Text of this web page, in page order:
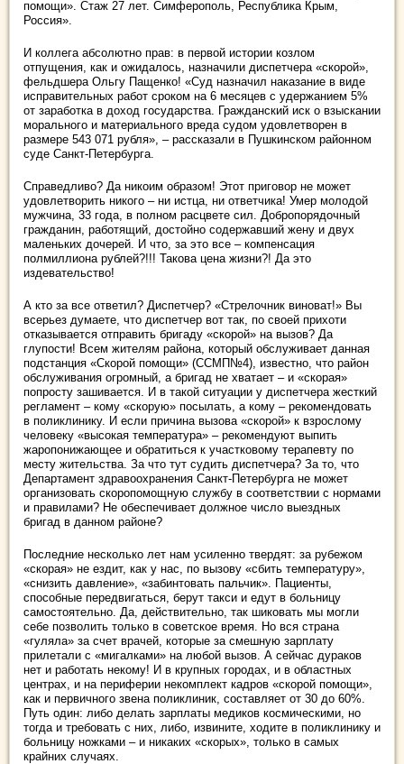
помощи». Стаж 27 лет. Симферополь, Республика Крым,
Россия».
И коллега абсолютно прав: в первой истории козлом
отпущения, как и ожидалось, назначили диспетчера «скорой»,
фельдшера Ольгу Пащенко! «Суд назначил наказание в виде
исправительных работ сроком на 6 месяцев с удержанием 5%
от заработка в доход государства. Гражданский иск о взыскании
морального и материального вреда судом удовлетворен в
размере 543 071 рубля», – рассказали в Пушкинском районном
суде Санкт-Петербурга.
Справедливо? Да никоим образом! Этот приговор не может
удовлетворить никого – ни истца, ни ответчика! Умер молодой
мужчина, 33 года, в полном расцвете сил. Добропорядочный
гражданин, работящий, достойно содержавший жену и двух
маленьких дочерей. И что, за это все – компенсация
полмиллиона рублей?!!! Такова цена жизни?! Да это
издевательство!
А кто за все ответил? Диспетчер? «Стрелочник виноват!» Вы
всерьез думаете, что диспетчер вот так, по своей прихоти
отказывается отправить бригаду «скорой» на вызов? Да
глупости! Всем жителям района, который обслуживает данная
подстанция «Скорой помощи» (ССМП№4), известно, что район
обслуживания огромный, а бригад не хватает – и «скорая»
попросту зашивается. И в такой ситуации у диспетчера жесткий
регламент – кому «скорую» посылать, а кому – рекомендовать
в поликлинику. И если причина вызова «скорой» к взрослому
человеку «высокая температура» – рекомендуют выпить
жаропонижающее и обратиться к участковому терапевту по
месту жительства. За что тут судить диспетчера? За то, что
Департамент здравоохранения Санкт-Петербурга не может
организовать скоропомощную службу в соответствии с нормами
и правилами? Не обеспечивает должное число выездных
бригад в данном районе?
Последние несколько лет нам усиленно твердят: за рубежом
«скорая» не ездит, как у нас, по вызову «сбить температуру»,
«снизить давление», «забинтовать пальчик». Пациенты,
способные передвигаться, берут такси и едут в больницу
самостоятельно. Да, действительно, так шиковать мы могли
себе позволить только в советское время. Но вся страна
«гуляла» за счет врачей, которые за смешную зарплату
прилетали с «мигалками» на любой вызов. А сейчас дураков
нет и работать некому! И в крупных городах, и в областных
центрах, и на периферии некомплект кадров «скорой помощи»,
как и первичного звена поликлиник, составляет от 30 до 60%.
Путь один: либо делать зарплаты медиков космическими, но
тогда и требовать с них, либо, извините, ходите в поликлинику и
больницу ножками – и никаких «скорых», только в самых
крайних случаях.